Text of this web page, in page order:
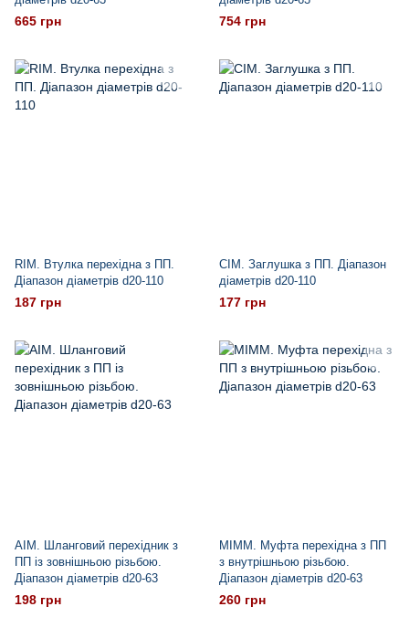
665 грн 754 грн
RIM. Втулка перехідна з ПП.
Діапазон діаметрів d20-110
187 грн
CIM. Заглушка з ПП. Діапазон
діаметрів d20-110
177 грн
AIM. Шланговий перехідник з
ПП із зовнішньою різьбою.
Діапазон діаметрів d20-63
198 грн
MIMM. Муфта перехідна з ПП
з внутрішньою різьбою.
Діапазон діаметрів d20-63
260 грн